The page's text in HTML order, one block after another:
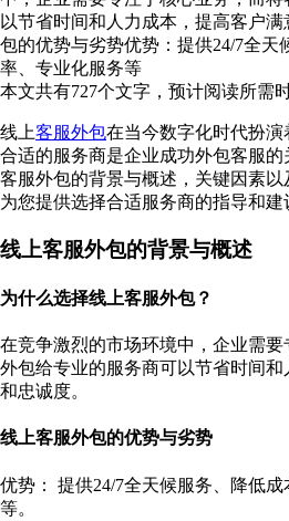
以节省时间和人力成本，提高客户
包的优势与劣势优势：提供24/7全天
率、专业化服务等
本文共有727个文字，预计阅读所需
线上客服外包在当今数字化时代扮
合适的服务商是企业成功外包客服
客服外包的背景与概述，关键因素以
为您提供选择合适服务商的指导和建
线上客服外包的背景与概述
为什么选择线上客服外包？
在竞争激烈的市场环境中，企业需
外包给专业的服务商可以节省时间
和忠诚度。
线上客服外包的优势与劣势
优势： 提供24/7全天候服务、降低
等。